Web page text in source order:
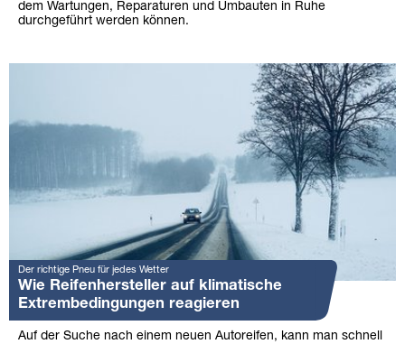
dem Wartungen, Reparaturen und Umbauten in Ruhe
durchgeführt werden können.
Der richtige Pneu für jedes Wetter
Wie Reifenhersteller auf klimatische
Extrembedingungen reagieren
Auf der Suche nach einem neuen Autoreifen, kann man schnell